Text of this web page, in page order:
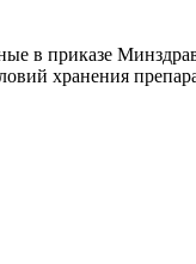
в приказе
хранения